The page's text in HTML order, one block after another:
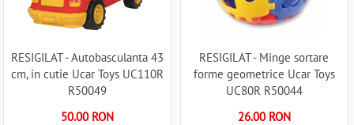
RESIGILAT - Autobasculanta 43
cm, in cutie Ucar Toys UC110R
R50049
50.00 RON
RESIGILAT - Minge sortare
forme geometrice Ucar Toys
UC80R R50044
26.00 RON